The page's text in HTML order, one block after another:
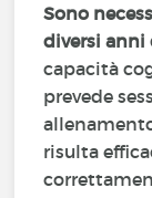
Sono
diversi anni
capacità
prevede
risulta